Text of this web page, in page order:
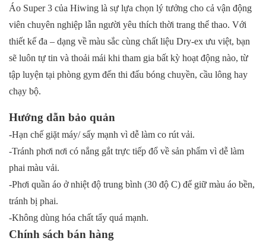
Áo Super 3 của Hiwing là sự lựa chọn lý tưởng cho cả vận động
viên chuyên nghiệp lẫn người yêu thích thời trang thể thao. Với
thiết kế đa – dạng về màu sắc cùng chất liệu Dry-ex ưu việt, bạn
sẽ luôn tự tin và thoải mái khi tham gia bất kỳ hoạt động nào, từ
tập luyện tại phòng gym đến thi đấu bóng chuyền, cầu lông hay
chạy bộ.
Hướng dẫn bảo quản
-Hạn chế giặt máy/ sấy mạnh vì dễ làm co rút vải.
-Tránh phơi nơi có nắng gắt trực tiếp đổ về sản phẩm vì dễ làm
phai màu vải.
-Phơi quần áo ở nhiệt độ trung bình (30 độ C) để giữ màu áo bền,
tránh bị phai.
-Không dùng hóa chất tẩy quá mạnh.
Chính sách bán hàng